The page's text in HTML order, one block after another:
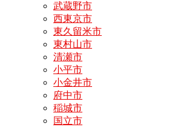
武蔵野市
西東京市
東久留米市
東村山市
清瀬市
小平市
小金井市
府中市
稲城市
国立市